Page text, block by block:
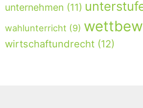
unternehmen (11)
wahlunterricht (9)
wirtschaftundrecht (12)